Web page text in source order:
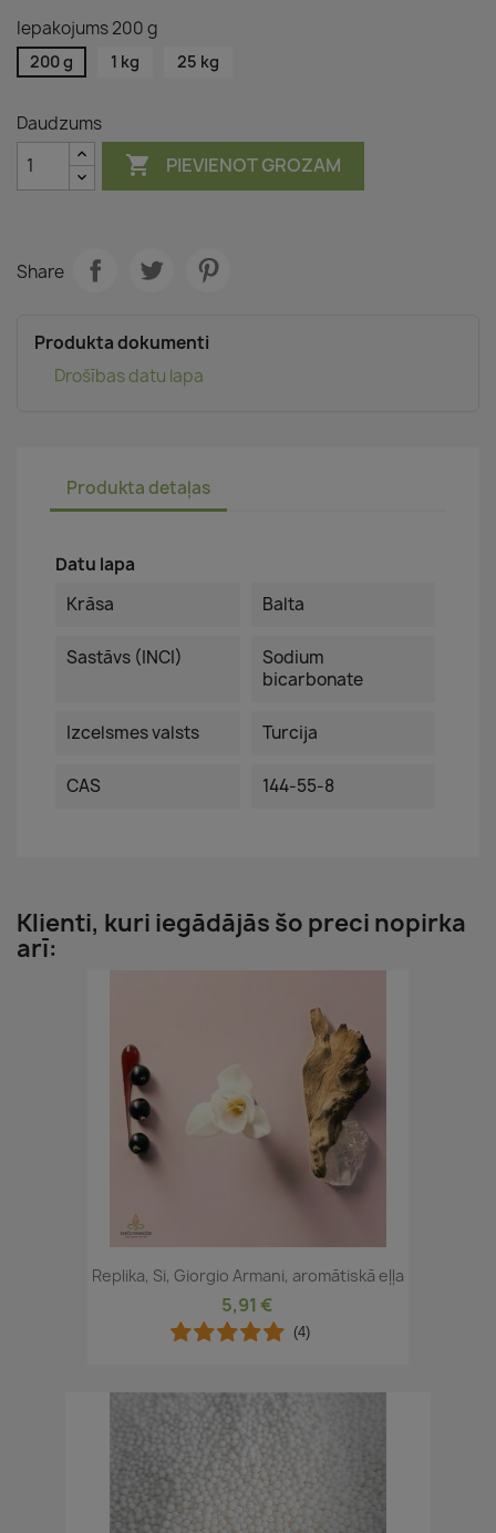
Iepakojums 200 g
200 g 1 kg 25 kg
Daudzums
 PIEVIENOT GROZAM
Share
Produkta dokumenti
Drošības datu lapa
Produkta detaļas
Datu lapa
Krāsa
Balta
Sastāvs (INCI)
Sodium
bicarbonate
Izcelsmes valsts Turcija
CAS 144-55-8
Klienti, kuri iegādājās šo preci nopirka
arī:
Replika, Si, Giorgio Armani, aromātiskā eļļa
5,91 €
(4)